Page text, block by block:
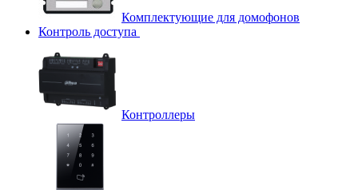
Комплектующие для домофонов
Контроль доступа
Контроллеры